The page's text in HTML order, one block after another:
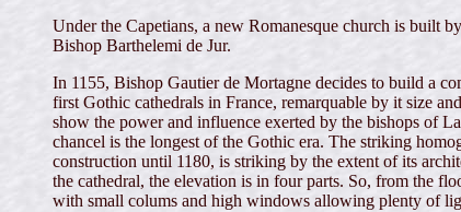
Under the Capetians, a new Romanesque church is built
Bishop Barthelemi de Jur.
In 1155, Bishop Gautier de Mortagne decides to build a
first Gothic cathedrals in France, remarquable by it size
show the power and influence exerted by the bishops of
chancel is the longest of the Gothic era. The striking
construction until 1180, is striking by the extent of its
the cathedral, the elevation is in four parts. So, from the
with small colums and high windows allowing plenty of